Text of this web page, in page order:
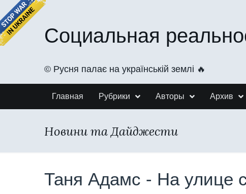
Социальная
©️ Русня палає на українській землі 🔥
Главная Рубрики Авторы Архив
Новини та Дайджести
Таня Адамс - На улице